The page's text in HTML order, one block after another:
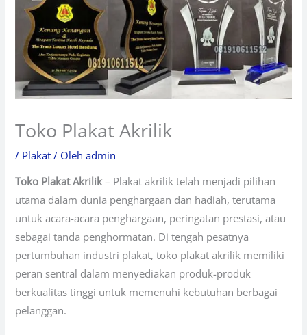
Toko Plakat Akrilik
/ Plakat / Olehadmin
Toko Plakat Akrilik– Plakat akrilik telah menjadi pilihan
utama dalam dunia penghargaan dan hadiah, terutama
untuk acara-acara penghargaan, peringatan prestasi, atau
sebagai tanda penghormatan. Di tengah pesatnya
pertumbuhan industri plakat, toko plakat akrilik memiliki
peran sentral dalam menyediakan produk-produk
berkualitas tinggi untuk memenuhi kebutuhan berbagai
pelanggan.